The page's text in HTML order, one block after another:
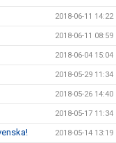
2018-06-11 14:22
2018-06-11 08:59
2018-06-04 15:04
2018-05-29 11:34
2018-05-26 14:40
2018-05-17 11:34
2018-05-14 13:19